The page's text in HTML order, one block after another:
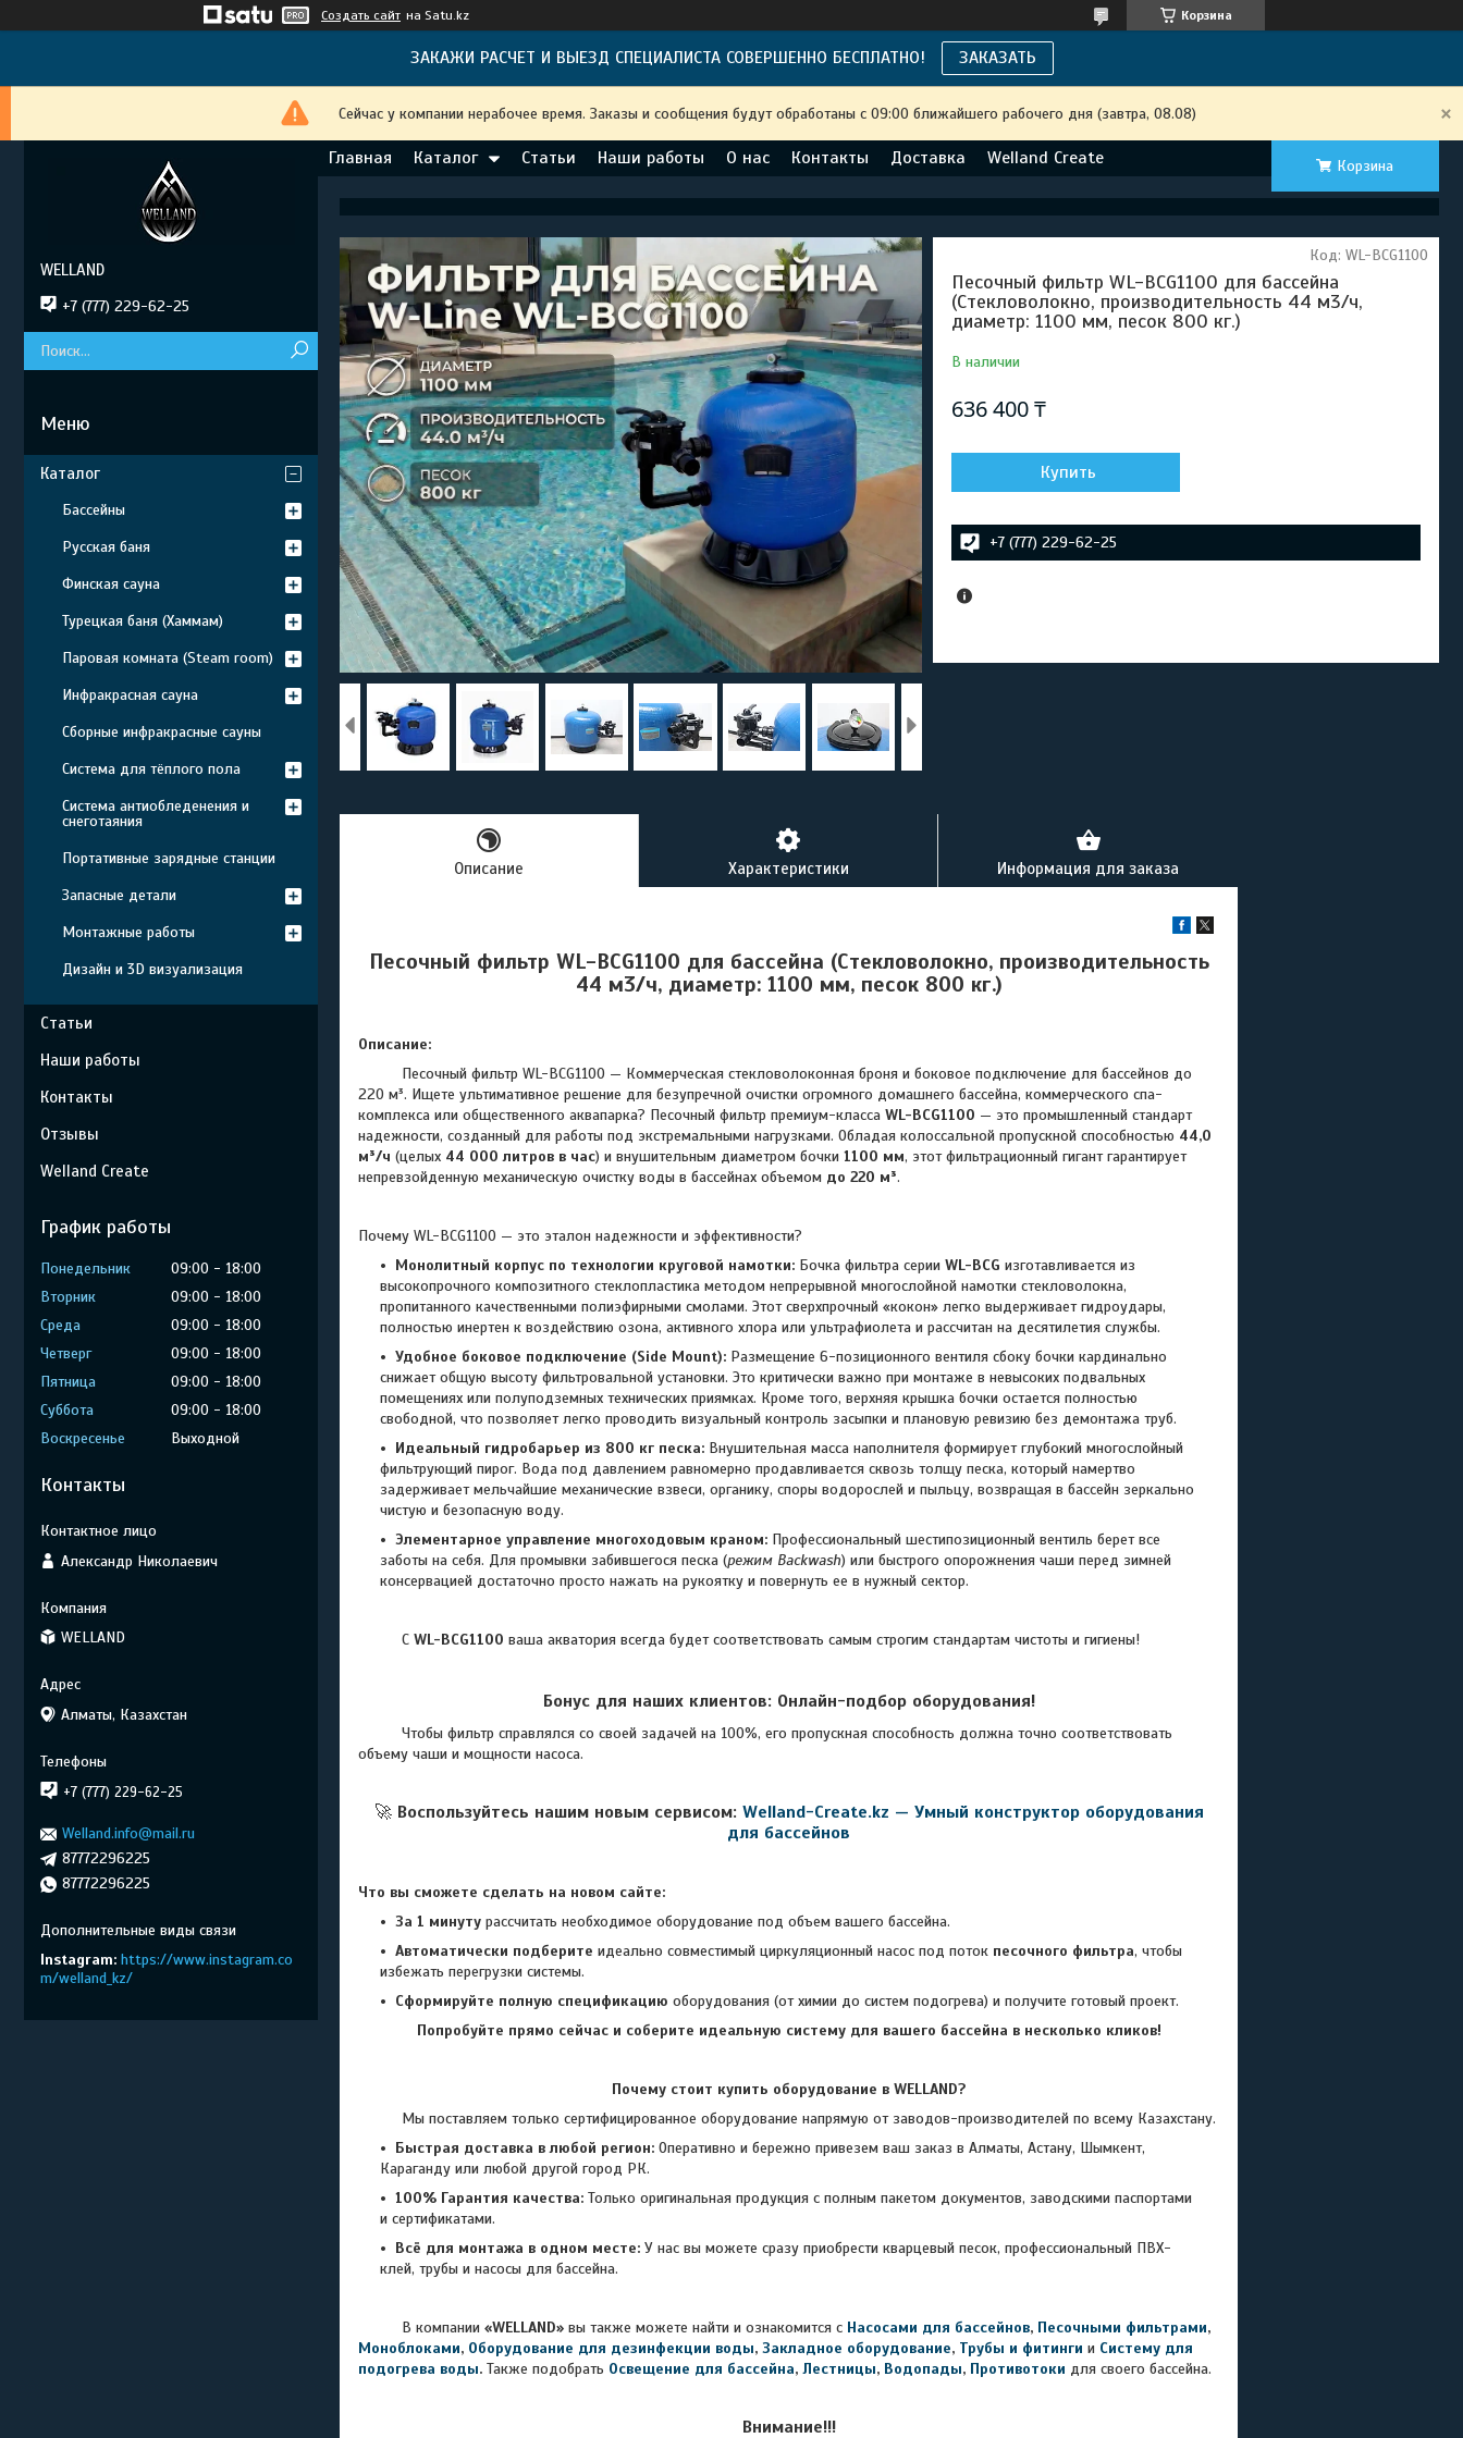
Создать сайт на Satu.kz Корзина
ЗАКАЖИ РАСЧЕТ И ВЫЕЗД СПЕЦИАЛИСТА СОВЕРШЕННО БЕСПЛАТНО! ЗАКАЗАТЬ
Сейчас у компании нерабочее время. Заказы и сообщения будут обработаны с 09:00 ближайшего рабочего дня (завтра, 08.08)
Главная Каталог Статьи Наши работы О нас Контакты Доставка Welland Create Корзина
Песочный фильтр WL-BCG1100 для бассейна
(Стекловолокно, производительность 44 м3/ч,
диаметр: 1100 мм, песок 800 кг.)
В наличии
Код: WL-BCG1100
636 400 ₸
Купить
+7 (777) 229-62-25
Описание Характеристики Информация для заказа
Песочный фильтр WL-BCG1100 для бассейна (Стекловолокно, производительность
44 м3/ч, диаметр: 1100 мм, песок 800 кг.)
Описание:
Песочный фильтр WL-BCG1100 — Коммерческая стекловолоконная броня и боковое подключение для бассейнов до
220 м³. Ищете ультимативное решение для безупречной очистки огромного домашнего бассейна, коммерческого спа-
комплекса или общественного аквапарка? Песочный фильтр премиум-класса WL-BCG1100 — это промышленный стандарт
надежности, созданный для работы под экстремальными нагрузками. Обладая колоссальной пропускной способностью 44,0
м³/ч (целых 44 000 литров в час) и внушительным диаметром бочки 1100 мм, этот фильтрационный гигант гарантирует
непревзойденную механическую очистку воды в бассейнах объемом до 220 м³.
Почему WL-BCG1100 — это эталон надежности и эффективности?
Монолитный корпус по технологии круговой намотки: Бочка фильтра серии WL-BCG изготавливается из
высокопрочного композитного стеклопластика методом непрерывной многослойной намотки стекловолокна,
пропитанного качественными полиэфирными смолами. Этот сверхпрочный «кокон» легко выдерживает гидроудары,
полностью инертен к воздействию озона, активного хлора или ультрафиолета и рассчитан на десятилетия службы.
Удобное боковое подключение (Side Mount): Размещение 6-позиционного вентиля сбоку бочки кардинально
снижает общую высоту фильтровальной установки. Это критически важно при монтаже в невысоких подвальных
помещениях или полуподземных технических приямках. Кроме того, верхняя крышка бочки остается полностью
свободной, что позволяет легко проводить визуальный контроль засыпки и плановую ревизию без демонтажа труб.
Идеальный гидробарьер из 800 кг песка: Внушительная масса наполнителя формирует глубокий многослойный
фильтрующий пирог. Вода под давлением равномерно продавливается сквозь толщу песка, который намертво
задерживает мельчайшие механические взвеси, органику, споры водорослей и пыльцу, возвращая в бассейн зеркально
чистую и безопасную воду.
Элементарное управление многоходовым краном: Профессиональный шестипозиционный вентиль берет все
заботы на себя. Для промывки забившегося песка (режим Backwash) или быстрого опорожнения чаши перед зимней
консервацией достаточно просто нажать на рукоятку и повернуть ее в нужный сектор.
С WL-BCG1100 ваша акватория всегда будет соответствовать самым строгим стандартам чистоты и гигиены!
Бонус для наших клиентов: Онлайн-подбор оборудования!
Чтобы фильтр справлялся со своей задачей на 100%, его пропускная способность должна точно соответствовать
объему чаши и мощности насоса.
🚀 Воспользуйтесь нашим новым сервисом: Welland-Create.kz — Умный конструктор оборудования
для бассейнов
Что вы сможете сделать на новом сайте:
За 1 минуту рассчитать необходимое оборудование под объем вашего бассейна.
Автоматически подберите идеально совместимый циркуляционный насос под поток песочного фильтра, чтобы
избежать перегрузки системы.
Сформируйте полную спецификацию оборудования (от химии до систем подогрева) и получите готовый проект.
Попробуйте прямо сейчас и соберите идеальную систему для вашего бассейна в несколько кликов!
Почему стоит купить оборудование в WELLAND?
Мы поставляем только сертифицированное оборудование напрямую от заводов-производителей по всему Казахстану.
Быстрая доставка в любой регион: Оперативно и бережно привезем ваш заказ в Алматы, Астану, Шымкент,
Караганду или любой другой город РК.
100% Гарантия качества: Только оригинальная продукция с полным пакетом документов, заводскими паспортами
и сертификатами.
Всё для монтажа в одном месте: У нас вы можете сразу приобрести кварцевый песок, профессиональный ПВХ-
клей, трубы и насосы для бассейна.
В компании «WELLAND» вы также можете найти и ознакомится с Насосами для бассейнов, Песочными фильтрами,
Моноблоками, Оборудование для дезинфекции воды, Закладное оборудование, Трубы и фитинги и Систему для
подогрева воды. Также подобрать Освещение для бассейна, Лестницы, Водопады, Противотоки для своего бассейна.
Внимание!!!
WELLAND
+7 (777) 229-62-25
Каталог
Бассейны
Русская баня
Финская сауна
Турецкая баня (Хаммам)
Паровая комната (Steam room)
Инфракрасная сауна
Сборные инфракрасные сауны
Система для тёплого пола
Система антиобледенения и
снеготаяния
Портативные зарядные станции
Запасные детали
Монтажные работы
Дизайн и 3D визуализация
Статьи
Наши работы
Контакты
Отзывы
Welland Create
График работы
Понедельник 09:00
18:00
Вторник
09:00
18:00
Среда
09:00
18:00
Четверг
09:00
18:00
Пятница
09:00
18:00
Суббота
09:00
18:00
Воскресенье
Выходной
Контакты
Александр Николаевич
WELLAND
Алматы, Казахстан
+7 (777) 229-62-25
Welland.info@mail.ru
87772296225
87772296225
Instagram https://www.instagram.co
m/welland_kz/